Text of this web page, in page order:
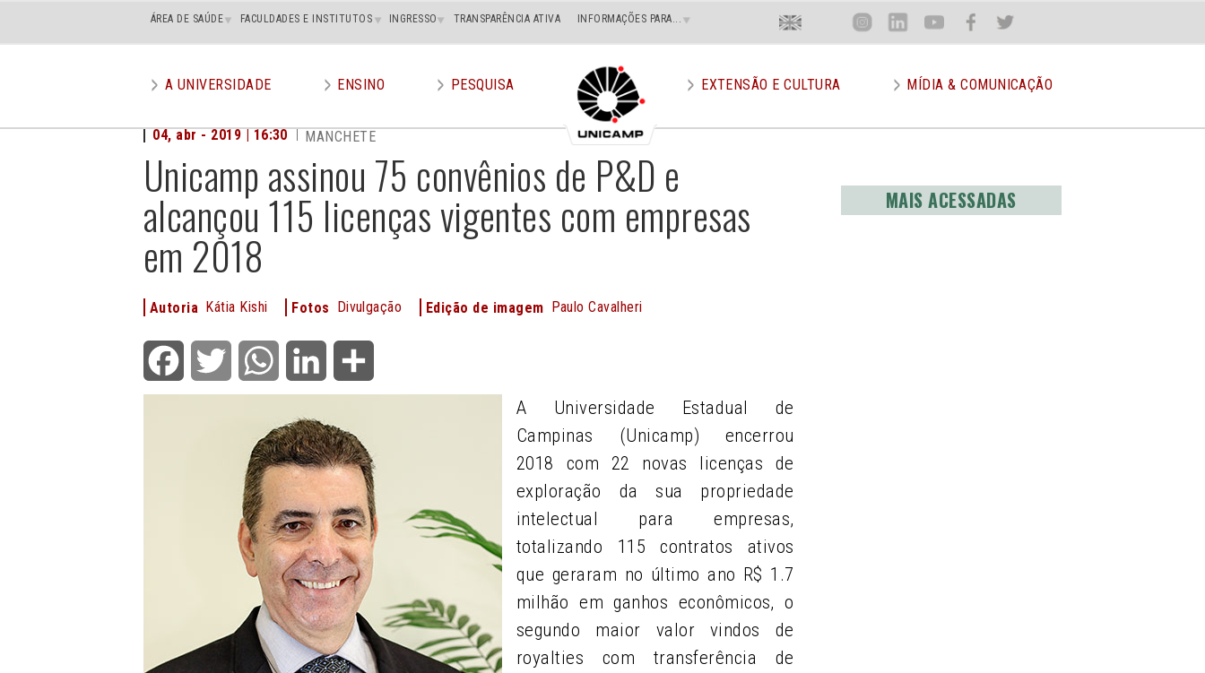
Main
superior
ÁREA DE SAÚDE FACULDADES E INSTITUTOS INGRESSO TRANSPARÊNCIA ATIVA INFORMAÇÕES PARA... Menu
Superior
Direito
En Inst Lin You Face Twit
menu
A UNIVERSIDADE ENSINO PESQUISA EXTENSÃO E CULTURA MÍDIA & COMUNICAÇÃO
Unicamp assinou 75 convênios de P&D e
alcançou 115 licenças vigentes com empresas
em 2018
04, abr - 2019 | 16:30 MANCHETE
Autoria Kátia Kishi Fotos Divulgação Edição de imagem Paulo Cavalheri
Facebook Twitter WhatsApp LinkedIn
A Universidade Estadual de
Campinas (Unicamp) encerrou
2018 com 22 novas licenças de
exploração da sua propriedade
intelectual para empresas,
totalizando 115 contratos ativos
que geraram no último ano R$ 1.7
milhão em ganhos econômicos, o
segundo maior valor vindos de
royalties com transferência de
MAIS ACESSADAS